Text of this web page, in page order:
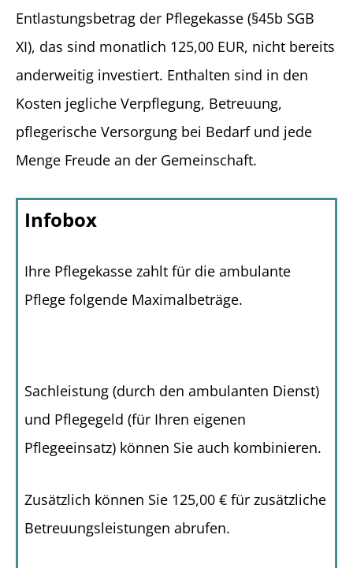
Entlastungsbetrag der Pflegekasse (§45b SGB
XI), das sind monatlich 125,00 EUR, nicht bereits
anderweitig investiert. Enthalten sind in den
Kosten jegliche Verpflegung, Betreuung,
pflegerische Versorgung bei Bedarf und jede
Menge Freude an der Gemeinschaft.
Infobox
Ihre Pflegekasse zahlt für die ambulante
Pflege folgende Maximalbeträge.
Sachleistung (durch den ambulanten Dienst)
und Pflegegeld (für Ihren eigenen
Pflegeeinsatz) können Sie auch kombinieren.
Zusätzlich können Sie 125,00 € für zusätzliche
Betreuungsleistungen abrufen.